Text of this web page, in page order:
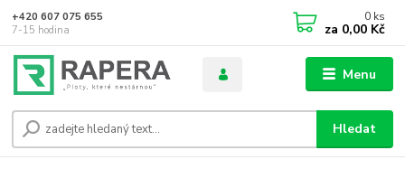
Menu
Hledat
+420 607 075 655
7-15 hodina
0 ks
za 0,00 Kč